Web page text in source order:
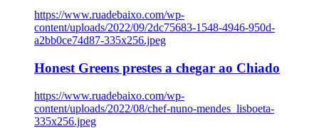
https://www.ruadebaixo.com/wp-
content/uploads/2022/09/2dc75683-1548-4946-950d-
a2bb0ce74d87-335x256.jpeg
Honest Greens prestes a chegar ao Chiado
https://www.ruadebaixo.com/wp-
content/uploads/2022/08/chef-nuno-mendes_lisboeta-
335x256.jpeg